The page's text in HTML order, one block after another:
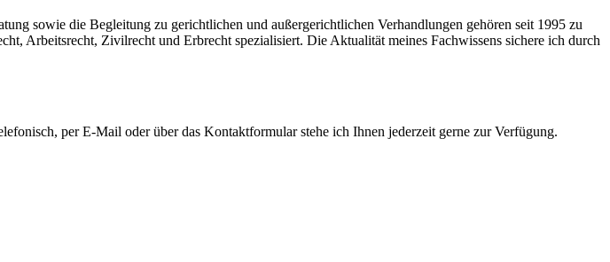
sowie die Begleitung zu gerichtlichen und außergerichtlichen Verhandlungen gehören seit 1995 zu
Arbeitsrecht, Zivilrecht und Erbrecht spezialisiert. Die Aktualität meines Fachwissens sichere ich durch
per E-Mail oder über das Kontaktformular stehe ich Ihnen jederzeit gerne zur Verfügung.